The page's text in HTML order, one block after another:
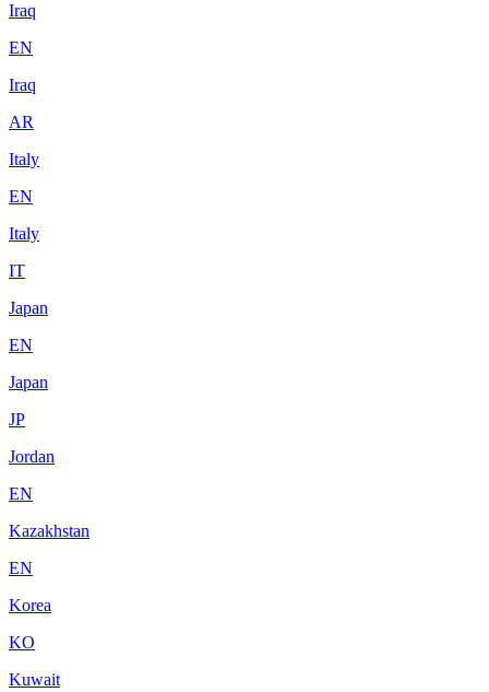
Iraq
EN
Iraq
AR
Italy
EN
Italy
IT
Japan
EN
Japan
JP
Jordan
EN
Kazakhstan
EN
Korea
KO
Kuwait